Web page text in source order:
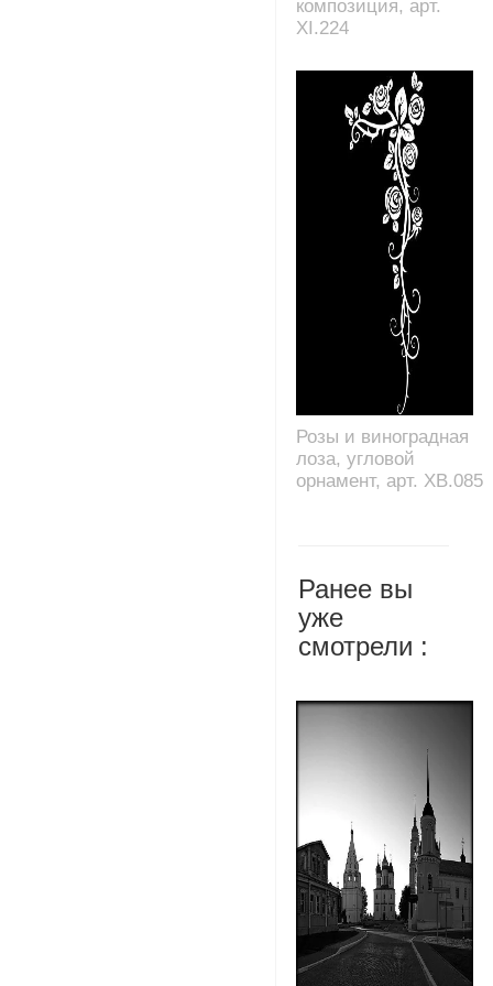
композиция, арт.
XI.224
Розы и виноградная
лоза, угловой
орнамент, арт. XB.085
Ранее вы
уже
смотрели :